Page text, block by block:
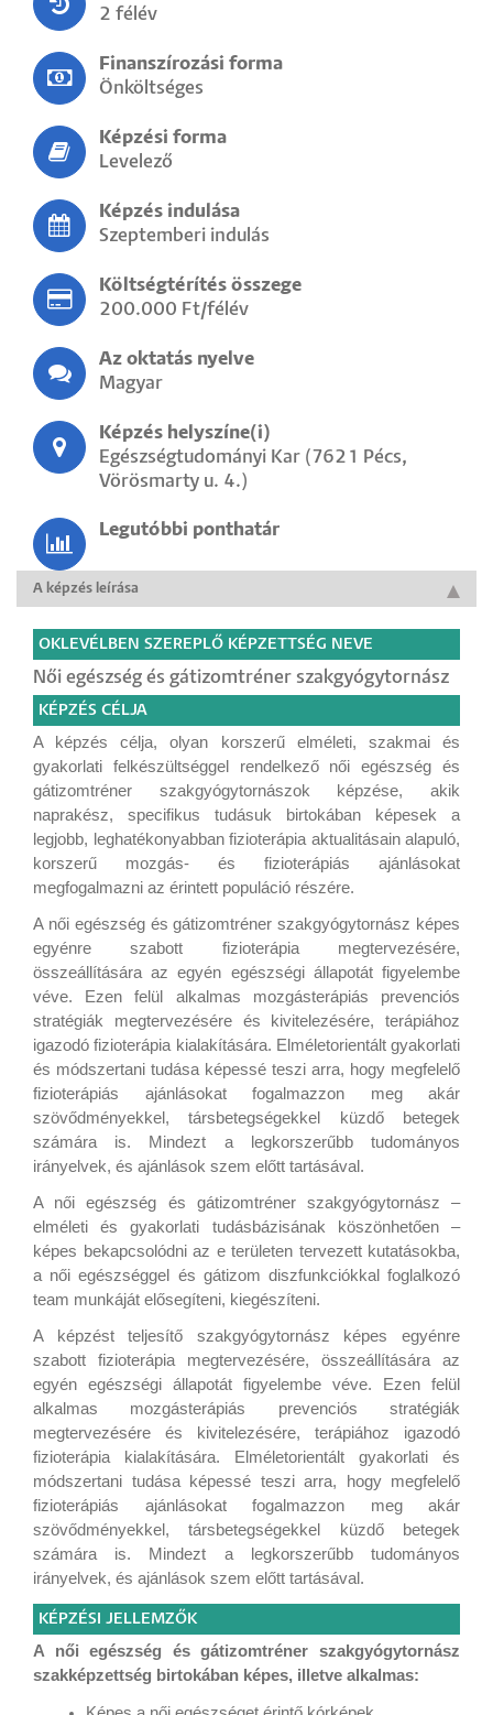
2 félév
Finanszírozási forma
Önköltséges
Képzési forma
Levelező
Képzés indulása
Szeptemberi indulás
Költségtérítés összege
200.000 Ft/félév
Az oktatás nyelve
Magyar
Képzés helyszíne(i)
Egészségtudományi Kar (7621 Pécs,
Vörösmarty u. 4.)
Legutóbbi ponthatár
A képzés leírása
OKLEVÉLBEN SZEREPLŐ KÉPZETTSÉG NEVE
Női egészség és gátizomtréner szakgyógytornász
KÉPZÉS CÉLJA
A képzés célja, olyan korszerű elméleti, szakmai és
gyakorlati felkészültséggel rendelkező női egészség és
gátizomtréner szakgyógytornászok képzése, akik
naprakész, specifikus tudásuk birtokában képesek a
legjobb, leghatékonyabban fizioterápia aktualitásain alapuló,
korszerű mozgás- és fizioterápiás ajánlásokat
megfogalmazni az érintett populáció részére.
A női egészség és gátizomtréner szakgyógytornász képes
egyénre szabott fizioterápia megtervezésére,
összeállítására az egyén egészségi állapotát figyelembe
véve. Ezen felül alkalmas mozgásterápiás prevenciós
stratégiák megtervezésére és kivitelezésére, terápiához
igazodó fizioterápia kialakítására. Elméletorientált gyakorlati
és módszertani tudása képessé teszi arra, hogy megfelelő
fizioterápiás ajánlásokat fogalmazzon meg akár
szövődményekkel, társbetegségekkel küzdő betegek
számára is. Mindezt a legkorszerűbb tudományos
irányelvek, és ajánlások szem előtt tartásával.
A női egészség és gátizomtréner szakgyógytornász –
elméleti és gyakorlati tudásbázisának köszönhetően –
képes bekapcsolódni az e területen tervezett kutatásokba,
a női egészséggel és gátizom diszfunkciókkal foglalkozó
team munkáját elősegíteni, kiegészíteni.
A képzést teljesítő szakgyógytornász képes egyénre
szabott fizioterápia megtervezésére, összeállítására az
egyén egészségi állapotát figyelembe véve. Ezen felül
alkalmas mozgásterápiás prevenciós stratégiák
megtervezésére és kivitelezésére, terápiához igazodó
fizioterápia kialakítására. Elméletorientált gyakorlati és
módszertani tudása képessé teszi arra, hogy megfelelő
fizioterápiás ajánlásokat fogalmazzon meg akár
szövődményekkel, társbetegségekkel küzdő betegek
számára is. Mindezt a legkorszerűbb tudományos
irányelvek, és ajánlások szem előtt tartásával.
KÉPZÉSI JELLEMZŐK
A női egészség és gátizomtréner szakgyógytornász
szakképzettség birtokában képes, illetve alkalmas: